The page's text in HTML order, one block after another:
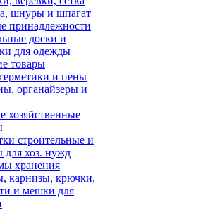
шнуры и шпагат
принадлежности
доски и
для одежды
товары
и пены
органайзеры и
хозяйственные
строительные и
для хоз. нужд
хранения
карнизы, крючки,
и мешки для